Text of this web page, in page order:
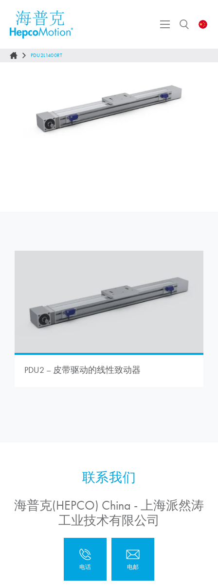
PDU2L1400RT
PDU2 – 皮带驱动的线性致动器
海普克(HEPCO) China - 上海派然涛
工业技术有限公司